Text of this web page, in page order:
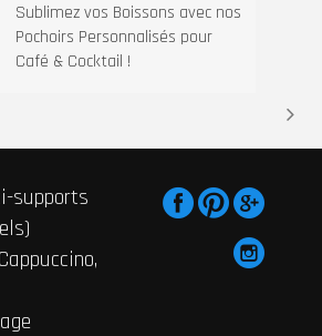
Sublimez vos Boissons avec nos
Pochoirs Personnalisés pour
Café & Cocktail !
supports